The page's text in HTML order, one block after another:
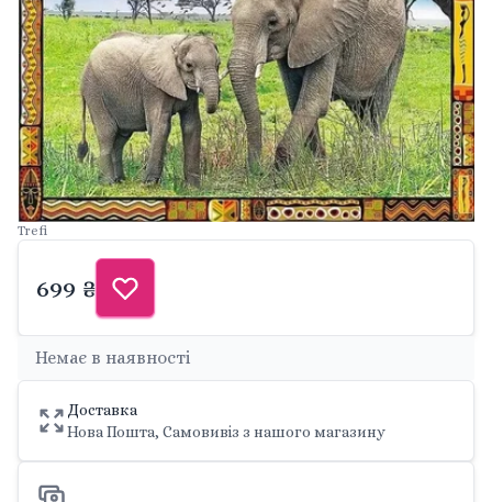
Trefi
699 ₴
Немає в наявності
Доставка
Нова Пошта, Самовивіз з нашого магазину